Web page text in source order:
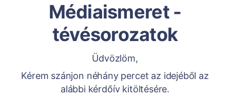
Médiaismeret -
tévésorozatok
Üdvözlöm,
Kérem szánjon néhány percet az idejéből az
alábbi kérdőív kitöltésére.